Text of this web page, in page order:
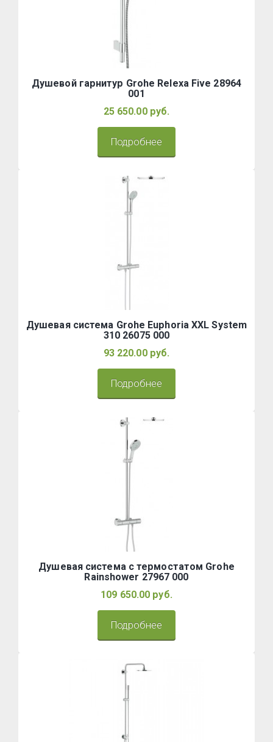
Душевой гарнитур Grohe Relexa Five 28964
001
25 650.00 руб.
Подробнее
Душевая система Grohe Euphoria XXL System
310 26075 000
93 220.00 руб.
Подробнее
Душевая система с термостатом Grohe
Rainshower 27967 000
109 650.00 руб.
Подробнее